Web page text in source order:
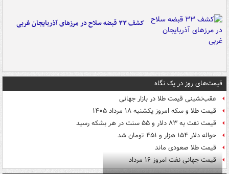
کشف ۳۳ قبضه سلاح در مرزهای آذربایجان غربی
قیمت‌های روز در یک نگاه
عقب‌نشینی قیمت طلا در بازار جهانی
قیمت طلا و سکه امروز یکشنبه ۱۸ مرداد ۱۴۰۵
قیمت نفت به ۸۳ دلار و ۵۵ سنت در هر بشکه رسید
حواله دلار ۱۵۴ هزار و ۴۵۱ تومان شد
قیمت طلا صعودی ماند
قیمت جهانی نفت امروز ۱۶ مرداد